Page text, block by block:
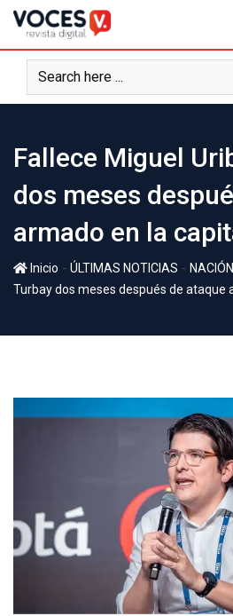
Fallece Miguel
dos meses
armado en la
Inicio - ÚLTIMAS NOTICIAS - NACIÓN
Turbay dos meses después de ataque